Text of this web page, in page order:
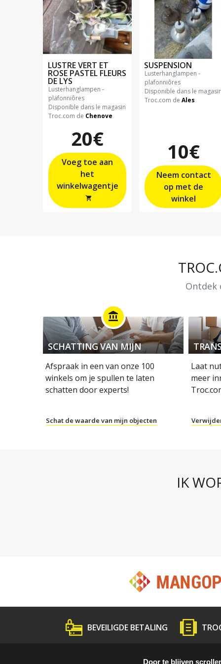
LUSTRE VERT ET
ROSE PASTEL FLEURS
DE LYS
lusterhanglampen -
plafonniôres
Disponible dans le magasin
Troc.com de Chenove
20€
Voeg toe aan
het
shopping_cart
SUSPENSION
lusterhanglampen -
plafonniôres
Disponible dans le
Troc.com de Ales
10€
Neem contact
op met de
winkel
Ontdek
account_balance
SCHATTING VAN MIJN
OBJECTEN
Afspraak in een van onze 100
winkels om je spullen te laten
schatten door experts!
Schat de waarde van mijn objecten
Laat
meer
IK
BEVEILIGDE BETALING
Door te blijven